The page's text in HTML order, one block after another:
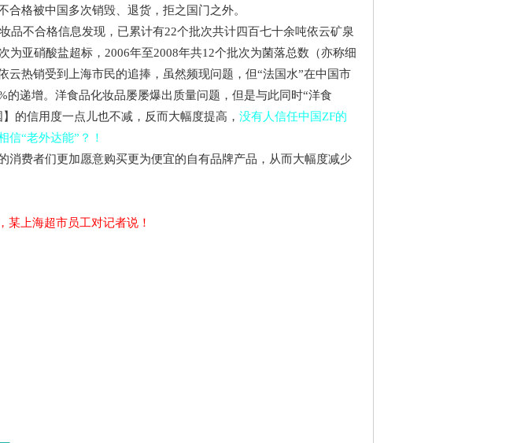
合格被中国多次销毁、退货，拒之国门之外。
品不合格信息发现，已累计有22个批次共计四百七十余吨依云矿泉
为亚硝酸盐超标，2006年至2008年共12个批次为菌落总数（亦称细
云热销受到上海市民的追捧，虽然频现问题，但“法国水”在中国市
的递增。洋食品化妆品屡屡爆出质量问题，但是与此同时“洋食
的信用度一点儿也不减，反而大幅度提高， 没有人信任中国ZF的
信“老外达能”？！
费者们更加愿意购买更为便宜的自有品牌产品，从而大幅度减少
某上海超市员工对记者说！